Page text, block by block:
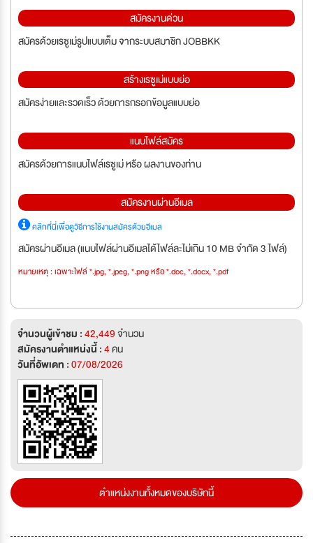
สมัครงานด่วน
สมัครด้วยเรซูเม่รูปแบบเต็ม จากระบบสมาชิก JOBBKK
สร้างเรซูเม่แบบย่อ
สมัครง่ายและรวดเร็ว ด้วยการกรอกข้อมูลแบบย่อ
แนบไฟล์สมัคร
สมัครด้วยการแนบไฟล์เรซูเม่ หรือ ผลงานของท่าน
สมัครงานผ่านอีเมล
คลิกที่นี่เพื่อดูวิธีการใช้งานสมัครด้วยอีเมล
สมัครผ่านอีเมล (แนบไฟล์ผ่านอีเมลได้ไฟล์ละไม่เกิน 10 MB จำกัด 3 ไฟล์)
หมายเหตุ : เฉพาะไฟล์ *.jpg, *.jpeg, *.png หรือ *.doc, *.docx, *.pdf
จำนวนผู้เข้าชม :42,449จำนวน
สมัครงานตำแหน่งนี้ :4คน
วันที่อัพเดท :07/08/2026
ตำแหน่งงานทั้งหมดของบริษัทนี้